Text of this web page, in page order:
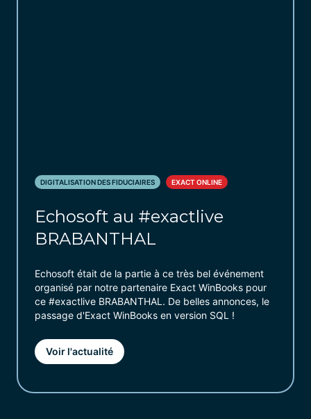
DIGITALISATION DES FIDUCIAIRES EXACT ONLINE
Echosoft au #exactlive
BRABANTHAL
Echosoft était de la partie à ce très bel événement
organisé par notre partenaire Exact WinBooks pour
ce #exactlive BRABANTHAL. De belles annonces, le
passage d'Exact WinBooks en version SQL !
Voir l'actualité